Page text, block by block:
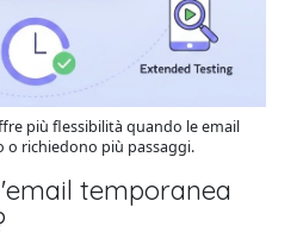
più flessibilità quando le email
o richiedono più passaggi.
temporanea